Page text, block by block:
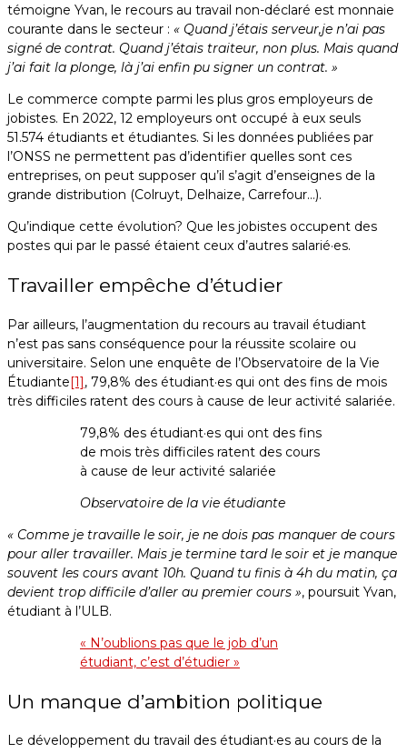
témoigne Yvan, le recours au travail non-déclaré est monnaie
courante dans le secteur : « Quand j’étais serveur,je n’ai pas
signé de contrat. Quand j’étais traiteur, non plus. Mais quand
j’ai fait la plonge, là j’ai enfin pu signer un contrat. »
Le commerce compte parmi les plus gros employeurs de
jobistes. En 2022, 12 employeurs ont occupé à eux seuls
51.574 étudiants et étudiantes. Si les données publiées par
l’ONSS ne permettent pas d’identifier quelles sont ces
entreprises, on peut supposer qu’il s’agit d’enseignes de la
grande distribution (Colruyt, Delhaize, Carrefour…).
Qu’indique cette évolution? Que les jobistes occupent des
postes qui par le passé étaient ceux d’autres salarié·es.
Travailler empêche d’étudier
Par ailleurs, l’augmentation du recours au travail étudiant
n’est pas sans conséquence pour la réussite scolaire ou
universitaire. Selon une enquête de l’Observatoire de la Vie
Étudiante[1], 79,8% des étudiant·es qui ont des fins de mois
très difficiles ratent des cours à cause de leur activité salariée.
79,8% des étudiant·es qui ont des fins
de mois très difficiles ratent des cours
à cause de leur activité salariée
Observatoire de la vie étudiante
« Comme je travaille le soir, je ne dois pas manquer de cours
pour aller travailler. Mais je termine tard le soir et je manque
souvent les cours avant 10h. Quand tu finis à 4h du matin, ça
devient trop difficile d’aller au premier cours », poursuit Yvan,
étudiant à l’ULB.
« N’oublions pas que le job d’un
étudiant, c’est d’étudier »
Un manque d’ambition politique
Le développement du travail des étudiant·es au cours de la